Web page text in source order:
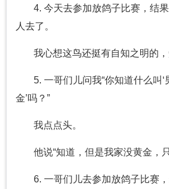
4. 今天去参加放鸽子比赛，结
人去了。
我心想这鸟还挺有自知之明的，
5. 一哥们儿问我“你知道什么叫
金’吗？”
我点点头。
他说“知道，但是我家没黄金，
6. 一哥们儿去参加放鸽子比赛